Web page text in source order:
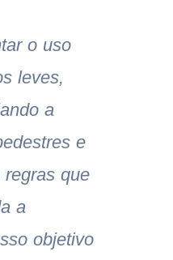
o uso
leves,
a
e
regras que
a
objetivo